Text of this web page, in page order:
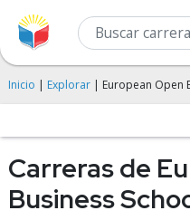
Inicio | Explorar | European Open
Carreras de
Business